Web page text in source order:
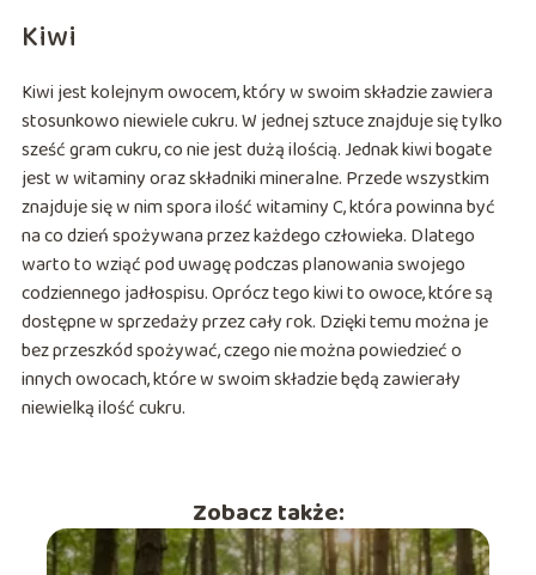
Kiwi
Kiwi jest kolejnym owocem, który w swoim składzie zawiera
stosunkowo niewiele cukru. W jednej sztuce znajduje się tylko
sześć gram cukru, co nie jest dużą ilością. Jednak kiwi bogate
jest w witaminy oraz składniki mineralne. Przede wszystkim
znajduje się w nim spora ilość witaminy C, która powinna być
na co dzień spożywana przez każdego człowieka. Dlatego
warto to wziąć pod uwagę podczas planowania swojego
codziennego jadłospisu. Oprócz tego kiwi to owoce, które są
dostępne w sprzedaży przez cały rok. Dzięki temu można je
bez przeszkód spożywać, czego nie można powiedzieć o
innych owocach, które w swoim składzie będą zawierały
niewielką ilość cukru.
Zobacz także: